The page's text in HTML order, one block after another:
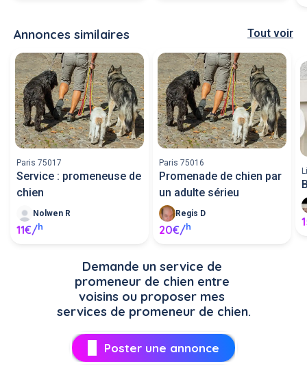
Annonces similaires Tout voir
Paris 75017
Service : promeneuse de
chien
Nolwen R
11€/h
Paris 75016
Promenade de chien par
un adulte sérieu
Regis D
20€/h
Demande un service de
promeneur de chien entre
voisins ou proposer mes
services de promeneur de chien.
Poster une annonce